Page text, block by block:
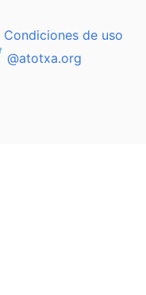
Condiciones de uso
@atotxa.org